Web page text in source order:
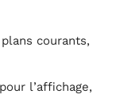
courants,
l’affichage,